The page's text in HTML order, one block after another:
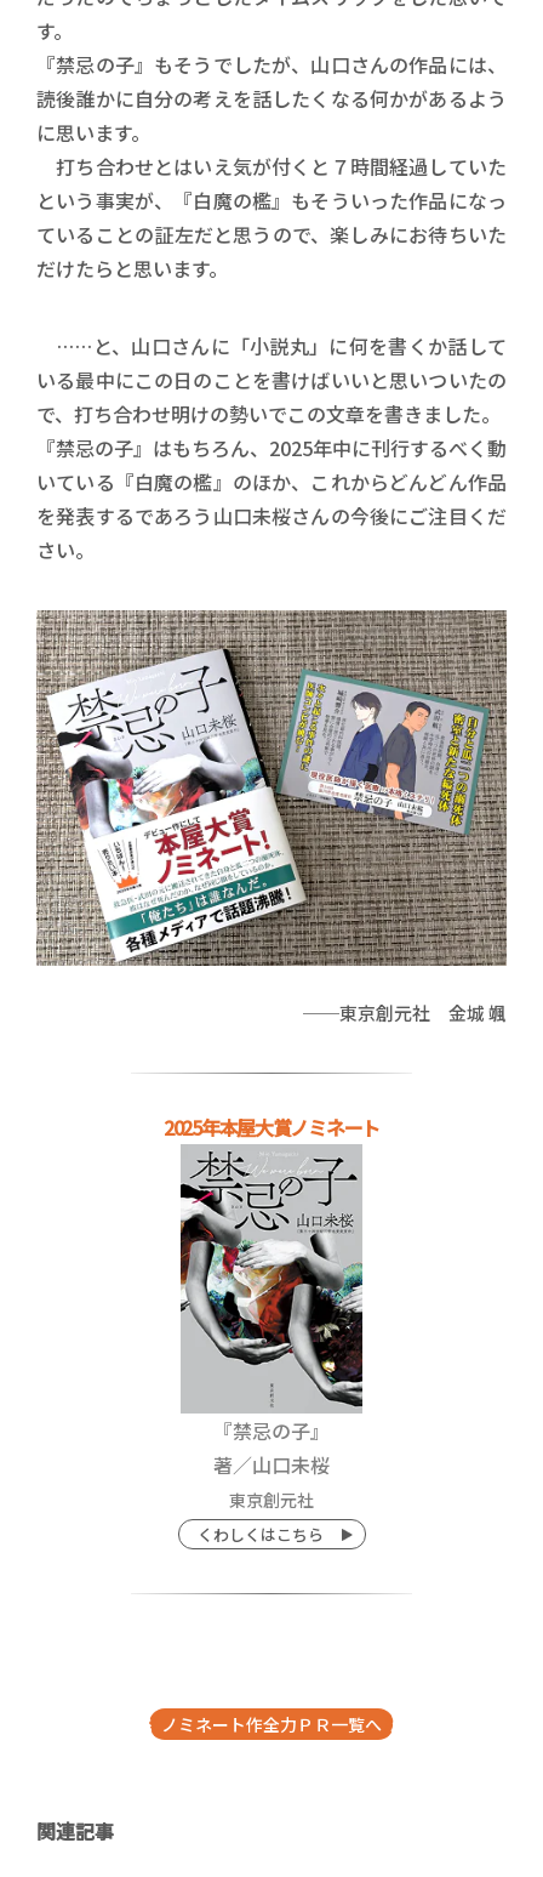
す。
『禁忌の子』もそうでしたが、山口さんの作品には、
読後誰かに自分の考えを話したくなる何かがあるよう
に思います。
打ち合わせとはいえ気が付くと７時間経過していた
という事実が、『白魔の檻』もそういった作品になっ
ていることの証左だと思うので、楽しみにお待ちいた
だけたらと思います。
……と、山口さんに「小説丸」に何を書くか話して
いる最中にこの日のことを書けばいいと思いついたの
で、打ち合わせ明けの勢いでこの文章を書きました。
『禁忌の子』はもちろん、2025年中に刊行するべく動
いている『白魔の檻』のほか、これからどんどん作品
を発表するであろう山口未桜さんの今後にご注目くだ
さい。
──東京創元社 金城 颯
2025年本屋大賞ノミネート
『禁忌の子』
著／山口未桜
東京創元社
くわしくはこちら
ノミネート作全力ＰＲ一覧へ
関連記事